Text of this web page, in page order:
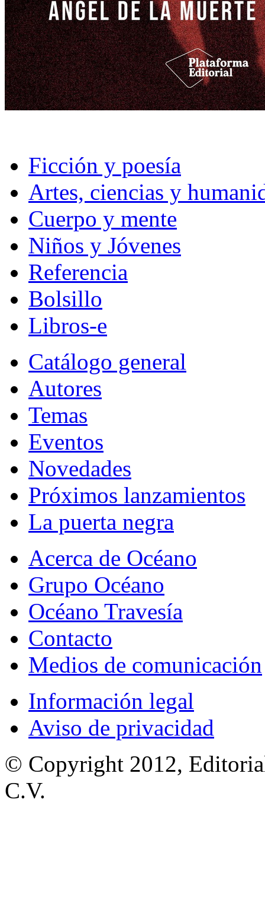
Ficción y poesía
Artes, ciencias y
Cuerpo y mente
Niños y Jóvenes
Referencia
Bolsillo
Libros-e
Catálogo general
Autores
Temas
Eventos
Novedades
Próximos lanzamientos
La puerta negra
Acerca de Océano
Grupo Océano
Océano Travesía
Contacto
Medios de comunicación
Información legal
Aviso de privacidad
© Copyright 2012,
C.V.